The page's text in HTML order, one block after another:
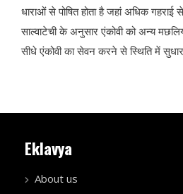
धाराओं से पोषित होता है जहां अधिक गहराई
साल्वाटेची के अनुसार एंकोवी को अन्य
सीधे एंकोवी का सेवन करने से स्थिति में
Eklavya
About us